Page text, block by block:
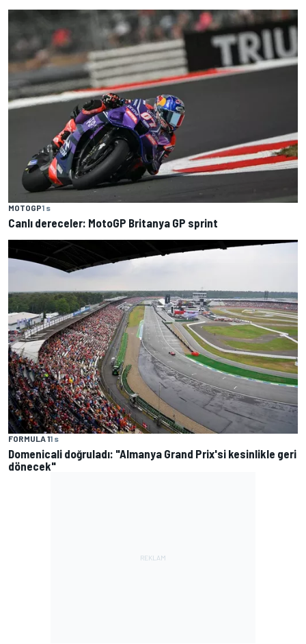
MOTOGP1 s
Canlı dereceler: MotoGP Britanya GP sprint
FORMULA 11 s
Domenicali doğruladı: "Almanya Grand Prix'si kesinlikle geri
dönecek"